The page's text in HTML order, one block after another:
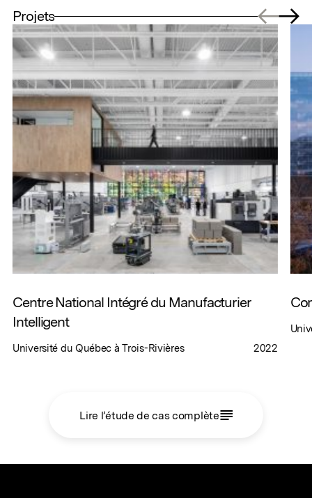
Projets
Centre National Intégré du Manufacturier
Intelligent
Université du Québec à Trois-Rivières 2022
Lire l’étude de cas complète